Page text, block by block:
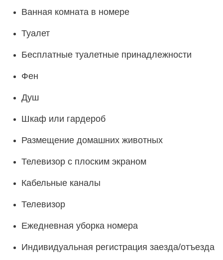
Ванная комната в номере
Туалет
Бесплатные туалетные принадлежности
Фен
Душ
Шкаф или гардероб
Размещение домашних животных
Телевизор с плоским экраном
Кабельные каналы
Телевизор
Ежедневная уборка номера
Индивидуальная регистрация заезда/отъезда